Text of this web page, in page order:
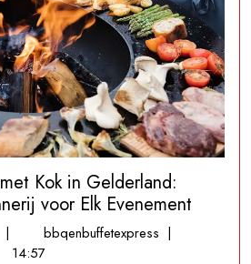
Kok in Gelderland:
voor Elk Evenement
13
februari
| bbqenbuffetexpress BBQ
|
14:57